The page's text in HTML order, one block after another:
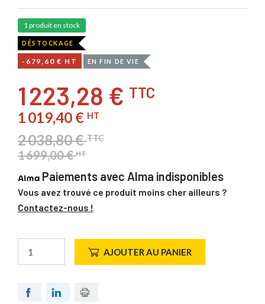
1 produit en stock
DÉSTOCKAGE
-679,60 € HT EN FIN DE VIE
1 223,28 € TTC
1 019,40 € HT
2 038,80 €TTC
1 699,00 €HT
Paiements avec Alma indisponibles
Vous avez trouvé ce produit moins cher ailleurs ?
Contactez-nous !
AJOUTER AU PANIER